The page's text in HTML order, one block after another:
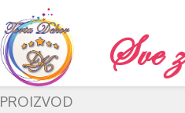
PROIZVOD